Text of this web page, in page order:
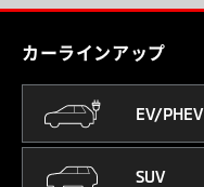
カーラインアップ
EV/PHEV
SUV